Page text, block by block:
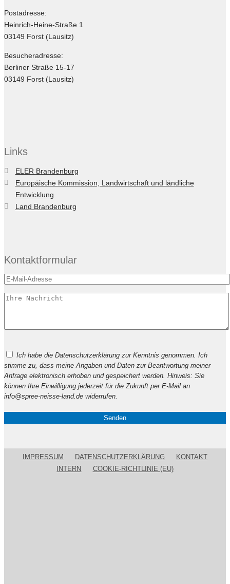
Postadresse:
Heinrich-Heine-Straße 1
03149 Forst (Lausitz)
Besucheradresse:
Berliner Straße 15-17
03149 Forst (Lausitz)
Links
ELER Brandenburg
Europäische Kommission, Landwirtschaft und ländliche
Entwicklung
Land Brandenburg
Kontaktformular
lasse
Feld
leer.
Ich habe die Datenschutzerklärung zur Kenntnis genommen. Ich
stimme zu, dass meine Angaben und Daten zur Beantwortung meiner
Anfrage elektronisch erhoben und gespeichert werden. Hinweis: Sie
können Ihre Einwilligung jederzeit für die Zukunft per E-Mail an
info@spree-neisse-land.de widerrufen.
IMPRESSUM DATENSCHUTZERKLÄRUNG
KONTAKT
INTERN
COOKIE-RICHTLINIE (EU)